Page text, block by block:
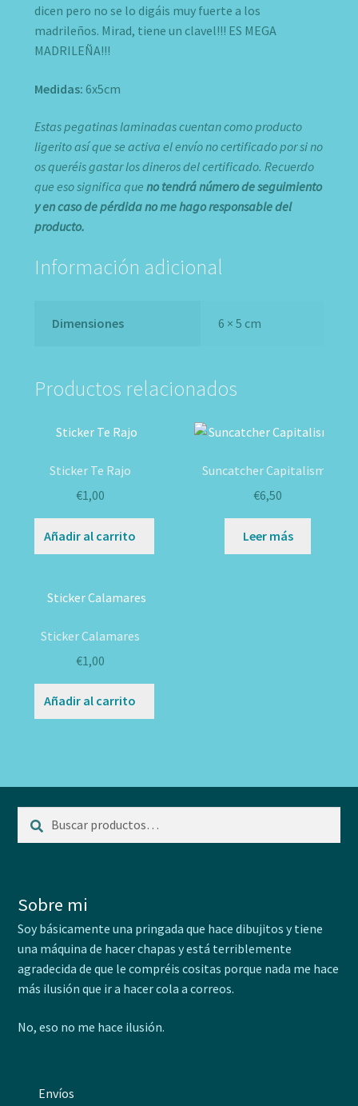
dicen pero no se lo digáis muy fuerte a los
madrileños. Mirad, tiene un clavel!!! ES MEGA
MADRILEÑA!!!
Medidas: 6x5cm
Estas pegatinas laminadas cuentan como producto
ligerito así que se activa el envío no certificado por si no
os queréis gastar los dineros del certificado. Recuerdo
que eso significa que no tendrá número de seguimiento
y en caso de pérdida no me hago responsable del
producto.
Información adicional
Dimensiones 6 × 5 cm
Productos relacionados
Sticker Te Rajo
€1,00
Añadir al carrito
Suncatcher Capitalismo
€6,50
Leer más
Sticker Calamares
€1,00
Añadir al carrito
Buscar
Buscar
Sobre mi
Soy básicamente una pringada que hace dibujitos y tiene
una máquina de hacer chapas y está terriblemente
agradecida de que le compréis cositas porque nada me hace
más ilusión que ir a hacer cola a correos.
No, eso no me hace ilusión.
Envíos